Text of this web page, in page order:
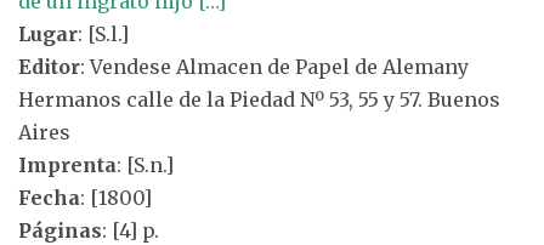
Lugar: [S.l.]
Editor: Vendese Almacen de Papel de Alemany
Hermanos calle de la Piedad Nº 53, 55 y 57. Buenos
Aires
Imprenta: [S.n.]
Fecha: [1800]
Páginas: [4] p.